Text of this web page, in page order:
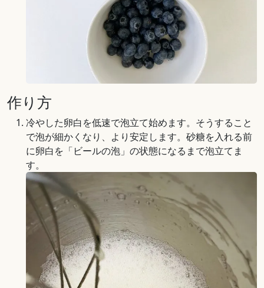
作り方
冷やした卵白を低速で泡立て始めます。そうすること
で泡が細かくなり、より安定します。砂糖を入れる前
に卵白を「ビールの泡」の状態になるまで泡立てま
す。